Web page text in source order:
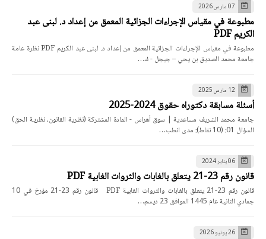
07 مارس 2026
مطبوعة في مقياس الإجراءات الجزائية المعمق من إعداد د. لبنى عبد
الكريم PDF
مطبوعة في مقياس الإجراءات الجزائية المعمق من إعداد د. لبنى عبد الكريم PDF نظرة عامة
جامعة محمد الصديق بن يحي – جيجل - ك…
12 مارس 2025
أسئلة مسابقة دكتوراه حقوق 2024-2025
جامعة محمد الشريف مساعدية | سوق أهراس - المادة المشتركة (نظرية القانون، نظرية الحق)
السؤال 01: (10 نقاط): مدى انطب…
06 يناير 2024
قانون رقم 23-21 يتعلق بالغابات والثروات الغابية PDF
قانون رقم 23-21 يتعلق بالغابات والثروات الغابية PDF قانون رقم 23-21 مؤرخ في 10
جمادي الثانية عام 1445 الموافق 23 ديسم…
26 يونيو 2026